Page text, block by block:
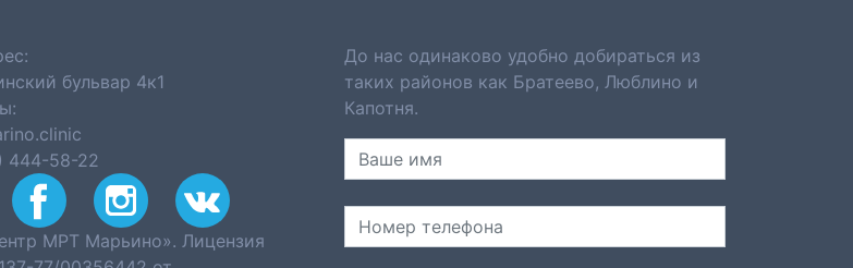
бульвар 4к1
444-58-22
МРТ Марьино». Лицензия
До нас одинаково удобно добираться из
таких районов как Братеево, Люблино и
Капотня.